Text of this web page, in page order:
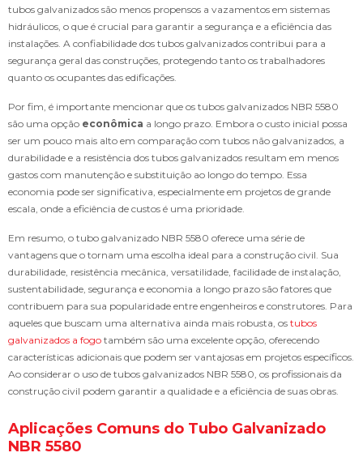
tubos galvanizados são menos propensos a vazamentos em sistemas
hidráulicos, o que é crucial para garantir a segurança e a eficiência das
instalações. A confiabilidade dos tubos galvanizados contribui para a
segurança geral das construções, protegendo tanto os trabalhadores
quanto os ocupantes das edificações.
Por fim, é importante mencionar que os tubos galvanizados NBR 5580
são uma opção econômica a longo prazo. Embora o custo inicial possa
ser um pouco mais alto em comparação com tubos não galvanizados, a
durabilidade e a resistência dos tubos galvanizados resultam em menos
gastos com manutenção e substituição ao longo do tempo. Essa
economia pode ser significativa, especialmente em projetos de grande
escala, onde a eficiência de custos é uma prioridade.
Em resumo, o tubo galvanizado NBR 5580 oferece uma série de
vantagens que o tornam uma escolha ideal para a construção civil. Sua
durabilidade, resistência mecânica, versatilidade, facilidade de instalação,
sustentabilidade, segurança e economia a longo prazo são fatores que
contribuem para sua popularidade entre engenheiros e construtores. Para
aqueles que buscam uma alternativa ainda mais robusta, os tubos
galvanizados a fogo também são uma excelente opção, oferecendo
características adicionais que podem ser vantajosas em projetos específicos.
Ao considerar o uso de tubos galvanizados NBR 5580, os profissionais da
construção civil podem garantir a qualidade e a eficiência de suas obras.
Aplicações Comuns do Tubo Galvanizado
NBR 5580